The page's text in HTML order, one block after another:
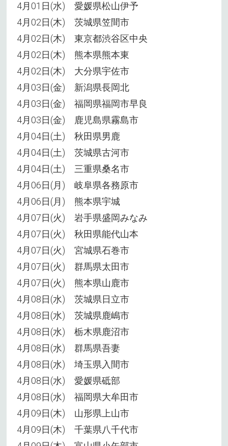
4月01日(水) 愛媛県松山伊予
4月02日(木) 茨城県笠間市
4月02日(木) 東京都渋谷区中央
4月02日(木) 熊本県熊本東
4月02日(木) 大分県宇佐市
4月03日(金) 新潟県長岡北
4月03日(金) 福岡県福岡市早良
4月03日(金) 鹿児島県霧島市
4月04日(土) 秋田県男鹿
4月04日(土) 茨城県古河市
4月04日(土) 三重県桑名市
4月06日(月) 岐阜県各務原市
4月06日(月) 熊本県宇城
4月07日(火) 岩手県盛岡みなみ
4月07日(火) 秋田県能代山本
4月07日(火) 宮城県石巻市
4月07日(火) 群馬県太田市
4月07日(火) 熊本県山鹿市
4月08日(水) 茨城県日立市
4月08日(水) 茨城県鹿嶋市
4月08日(水) 栃木県鹿沼市
4月08日(水) 群馬県吾妻
4月08日(水) 埼玉県入間市
4月08日(水) 愛媛県砥部
4月08日(水) 福岡県大牟田市
4月09日(木) 山形県上山市
4月09日(木) 千葉県八千代市